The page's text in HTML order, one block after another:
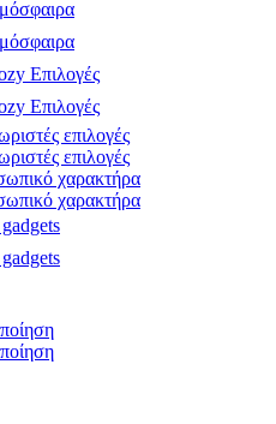
Επιλογές
Επιλογές
επιλογές
επιλογές
χαρακτήρα
χαρακτήρα